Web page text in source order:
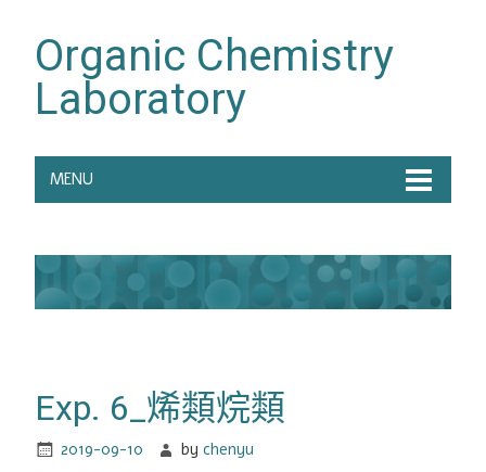
Organic Chemistry
Laboratory
MENU
Exp. 6_烯類烷類
2019-09-10 bychenyu